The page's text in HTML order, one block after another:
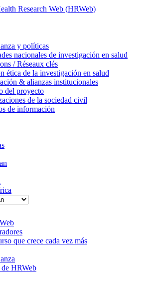
Research Web (HRWeb)
y políticas
nacionales de investigación en salud
/ Réseaux clés
ética de la investigación en salud
& alianzas institucionales
del proyecto
de la sociedad civil
de información
que crece cada vez más
HRWeb